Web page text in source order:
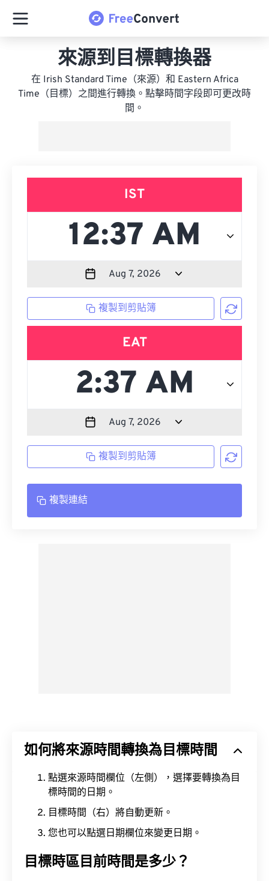
來源到目標轉換器
在 Irish Standard Time（來源）和 Eastern Africa
Time（目標）之間進行轉換。點擊時間字段即可更改時
間。
IST
複製到剪貼簿
EAT
複製到剪貼簿
複製連結
如何將來源時間轉換為目標時間
點選來源時間欄位（左側），選擇要轉換為目
標時間的日期。
目標時間（右）將自動更新。
您也可以點選日期欄位來變更日期。
目標時區目前時間是多少？